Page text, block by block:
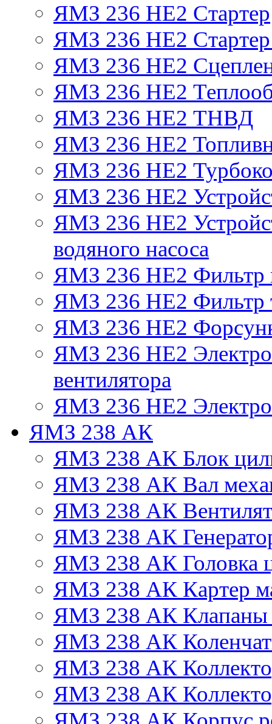
ЯМЗ 236 НЕ2 Стартер
ЯМЗ 236 НЕ2 Стартер
ЯМЗ 236 НЕ2
ЯМЗ 236 НЕ2
ЯМЗ 236 НЕ2 ТНВД
ЯМЗ 236 НЕ2
ЯМЗ 236 НЕ2
ЯМЗ 236 НЕ2
ЯМЗ 236 НЕ2
водяного насоса
ЯМЗ 236 НЕ2 Фильтр
ЯМЗ 236 НЕ2 Фильтр
ЯМЗ 236 НЕ2
ЯМЗ 236 НЕ2
вентилятора
ЯМЗ 236 НЕ2
ЯМЗ 238 АК
ЯМЗ 238 АК Блок
ЯМЗ 238 АК Вал
ЯМЗ 238 АК
ЯМЗ 238 АК
ЯМЗ 238 АК Головка
ЯМЗ 238 АК Картер
ЯМЗ 238 АК Клапаны
ЯМЗ 238 АК
ЯМЗ 238 АК
ЯМЗ 238 АК